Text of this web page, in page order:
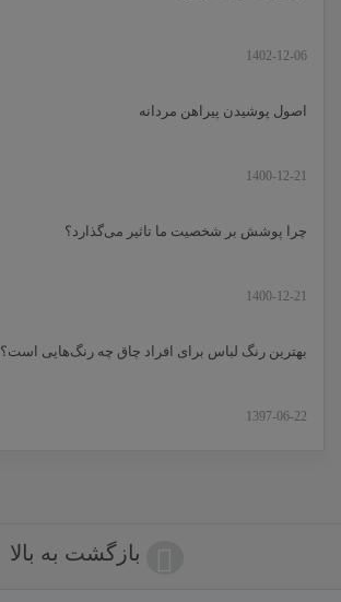
1402-12-06
اصول پوشیدن پیراهن مردانه
1400-12-21
چرا پوشش بر شخصیت ما تاثیر می‌گذارد؟
1400-12-21
بهترین رنگ لباس برای افراد چاق چه رنگ‌هایی است؟
1397-06-22
بازگشت به بالا